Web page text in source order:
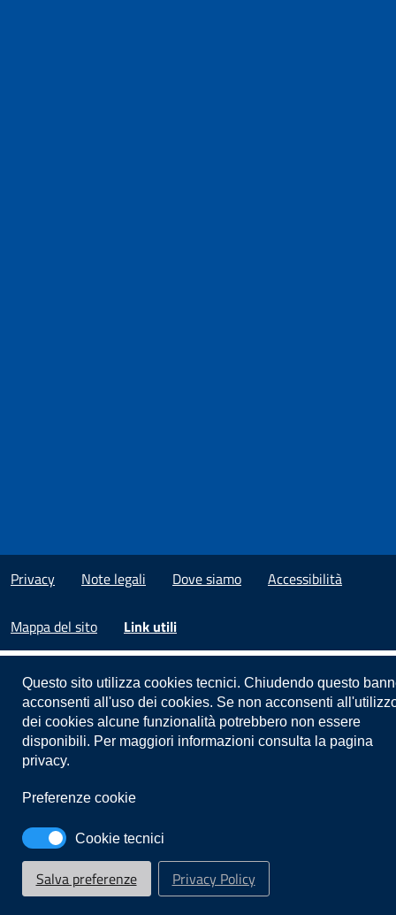
Privacy Note legali Dove siamo Accessibilità
Mappa del sito Link utili
Questo sito utilizza cookies tecnici. Chiudendo questo
acconsenti all'uso dei cookies. Se non acconsenti
dei cookies alcune funzionalità potrebbero non essere
disponibili. Per maggiori informazioni consulta la pagina
privacy.
Preferenze cookie
Cookie tecnici
Salva preferenze Privacy Policy